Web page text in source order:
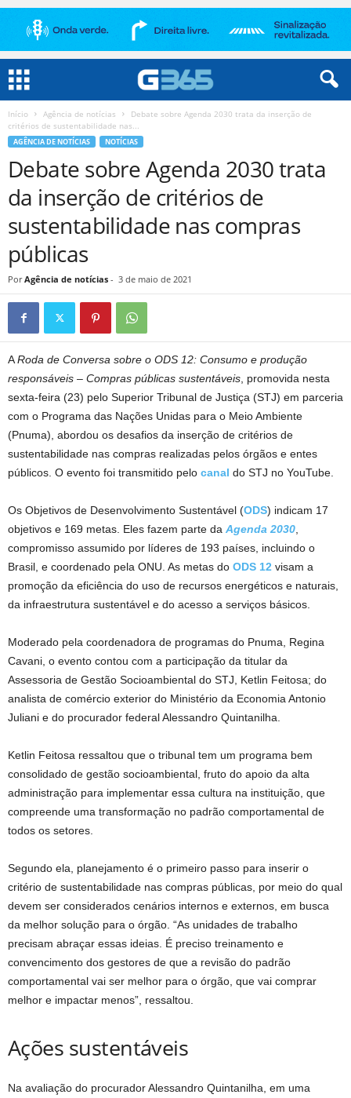
Início Agência de notícias
Debate sobre Agenda 2030 trata da inserção de
critérios de sustentabilidade nas...
AGÊNCIA DE NOTÍCIAS NOTÍCIAS
Debate sobre Agenda 2030 trata
da inserção de critérios de
sustentabilidade nas compras
públicas
Por Agência de notícias - 3 de maio de 2021
ARoda de Conversa sobre o ODS 12: Consumo e produção
responsáveis – Compras públicas sustentáveis , promovida nesta
sexta-feira (23) pelo Superior Tribunal de Justiça (STJ) em parceria
com o Programa das Nações Unidas para o Meio Ambiente
(Pnuma), abordou os desafios da inserção de critérios de
sustentabilidade nas compras realizadas pelos órgãos e entes
públicos. O evento foi transmitido pelo canal do STJ no YouTube.
Os Objetivos de Desenvolvimento Sustentável (ODS) indicam 17
objetivos e 169 metas. Eles fazem parte da Agenda 2030
compromisso assumido por líderes de 193 países, incluindo o
Brasil, e coordenado pela ONU. As metas do ODS 12 visam a
promoção da eficiência do uso de recursos energéticos e naturais,
da infraestrutura sustentável e do acesso a serviços básicos.
Moderado pela coordenadora de programas do Pnuma, Regina
Cavani, o evento contou com a participação da titular da
Assessoria de Gestão Socioambiental do STJ, Ketlin Feitosa; do
analista de comércio exterior do Ministério da Economia Antonio
Juliani e do procurador federal Alessandro Quintanilha.
Ketlin Feitosa ressaltou que o tribunal tem um programa bem
consolidado de gestão socioambiental, fruto do apoio da alta
administração para implementar essa cultura na instituição, que
compreende uma transformação no padrão comportamental de
todos os setores.
Segundo ela, planejamento é o primeiro passo para inserir o
critério de sustentabilidade nas compras públicas, por meio do qual
devem ser considerados cenários internos e externos, em busca
da melhor solução para o órgão. “As unidades de trabalho
precisam abraçar essas ideias. É preciso treinamento e
convencimento dos gestores de que a revisão do padrão
comportamental vai ser melhor para o órgão, que vai comprar
melhor e impactar menos”, ressaltou.
Ações su​​stentáveis
Na avaliação do procurador Alessandro Quintanilha, em uma